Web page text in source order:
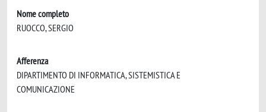
Nome completo
RUOCCO, SERGIO
Afferenza
DIPARTIMENTO DI INFORMATICA, SISTEMISTICA E
COMUNICAZIONE